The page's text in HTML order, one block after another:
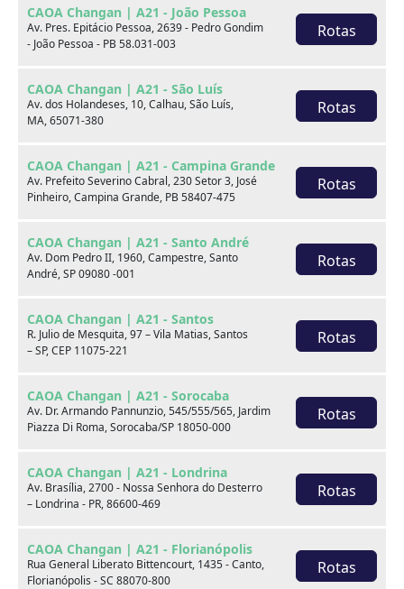
CAOA Changan | A21 - João Pessoa
Av. Pres. Epitácio Pessoa, 2639 - Pedro Gondim
- João Pessoa - PB 58.031-003
Rotas
CAOA Changan | A21 - São Luís
Av. dos Holandeses, 10, Calhau, São Luís,
MA, 65071-380
Rotas
CAOA Changan | A21 - Campina Grande
Av. Prefeito Severino Cabral, 230 Setor 3, José
Pinheiro, Campina Grande, PB 58407-475
Rotas
CAOA Changan | A21 - Santo André
Av. Dom Pedro II, 1960, Campestre, Santo
André, SP 09080 -001
Rotas
CAOA Changan | A21 - Santos
R. Julio de Mesquita, 97 – Vila Matias, Santos
– SP, CEP 11075-221
Rotas
CAOA Changan | A21 - Sorocaba
Av. Dr. Armando Pannunzio, 545/555/565, Jardim
Piazza Di Roma, Sorocaba/SP 18050-000
Rotas
CAOA Changan | A21 - Londrina
Av. Brasília, 2700 - Nossa Senhora do Desterro
– Londrina - PR, 86600-469
Rotas
CAOA Changan | A21 - Florianópolis
Rua General Liberato Bittencourt, 1435 - Canto,
Florianópolis - SC 88070-800
Rotas
Travas elétricas
Vidros elétricos
Kit Multimídia
Observações
FALE COM NOSSOS CONSULTORES 713032-2350
Hyundai HB20S
1.0 TGDI FLEX PLATINUM AUTOMÁTICO